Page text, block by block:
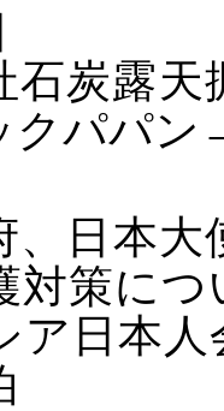
石炭露
パパン
、日本
対策に
ア日本